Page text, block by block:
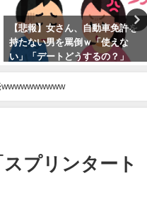
２０万キロ目指す車のメンテを
教えて。オイルは３０００キロ
毎だよな？
プリンタート